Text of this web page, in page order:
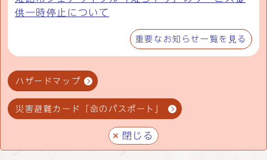
供一時停止について
重要なお知らせ一覧を見る
ハザードマップ
災害避難カード「命のパスポート」
閉じる